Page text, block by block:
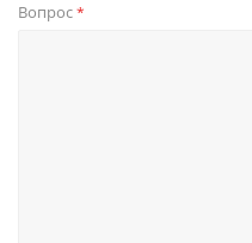
Вопрос*